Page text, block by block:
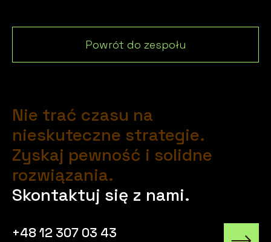
Powrót do zespołu
Nie trać czasu na
nieskuteczne strategie.
Zyskaj pewność i solidne
rozwiązania.
Skontaktuj się z nami.
+48 12 307 03 43